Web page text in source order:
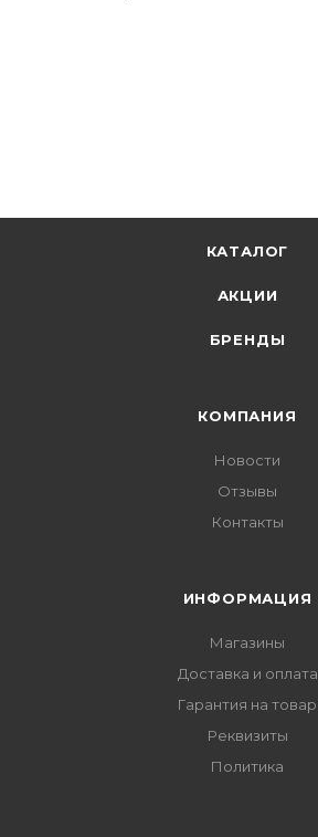
КАТАЛОГ
АКЦИИ
БРЕНДЫ
КОМПАНИЯ
Новости
Отзывы
Контакты
ИНФОРМАЦИЯ
Магазины
Доставка и оплата
Гарантия на товар
Реквизиты
Политика